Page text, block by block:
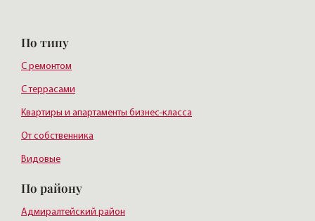
По типу
С ремонтом
С террасами
Квартиры и апартаменты бизнес-класса
От собственника
Видовые
По району
Адмиралтейский район